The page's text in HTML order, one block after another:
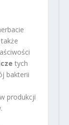
tych
bakterii
produkcji